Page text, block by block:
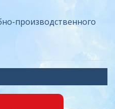
производственного